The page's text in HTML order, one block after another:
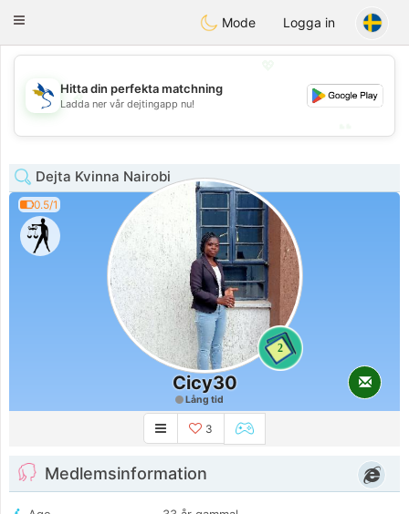
SvenskaDating
Toggle
Mode Logga in
💖
💕
Hitta din perfekta matchning
Ladda ner vår dejtingapp nu!
Dejta Kvinna Nairobi
0.5/1
2
Cicy30
Lång tid
3
Medlemsinformation